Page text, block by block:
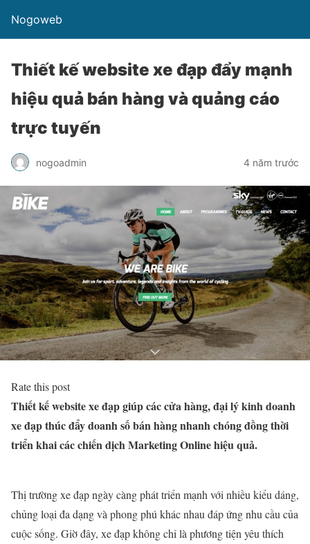
Nogoweb
Thiết kế website xe đạp đẩy mạnh
hiệu quả bán hàng và quảng cáo
trực tuyến
nogoadmin 4 năm trước
Rate this post
Thiết kế website xe đạp giúp các cửa hàng, đại lý kinh doanh
xe đạp thúc đẩy doanh số bán hàng nhanh chóng đồng thời
triển khai các chiến dịch Marketing Online hiệu quả.
Thị trường xe đạp ngày càng phát triển mạnh với nhiều kiểu dáng,
chủng loại đa dạng và phong phú khác nhau đáp ứng nhu cầu của
cuộc sống. Giờ đây, xe đạp không chỉ là phương tiện yêu thích